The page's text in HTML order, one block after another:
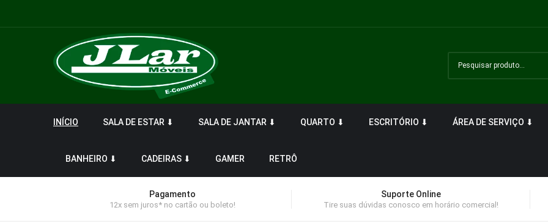
INÍCIO SALA DE ESTAR ⬇ SALA DE JANTAR ⬇ QUARTO ⬇ ESCRITÓRIO ⬇ ÁREA DE SERVIÇO ⬇
BANHEIRO ⬇ CADEIRAS ⬇ GAMER RETRÔ
Pagamento
12x sem juros* no cartão ou boleto!
Suporte Online
Tire suas dúvidas conosco em horário comercial!